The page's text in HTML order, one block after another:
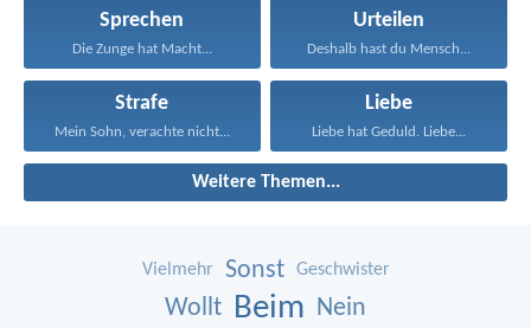
Sprechen
Die Zunge hat Macht...
Urteilen
Deshalb hast du Mensch...
Strafe
Mein Sohn, verachte nicht...
Liebe
Liebe hat Geduld. Liebe...
Weitere Themen...
Vielmehr Sonst Geschwister
Wollt Beim Nein